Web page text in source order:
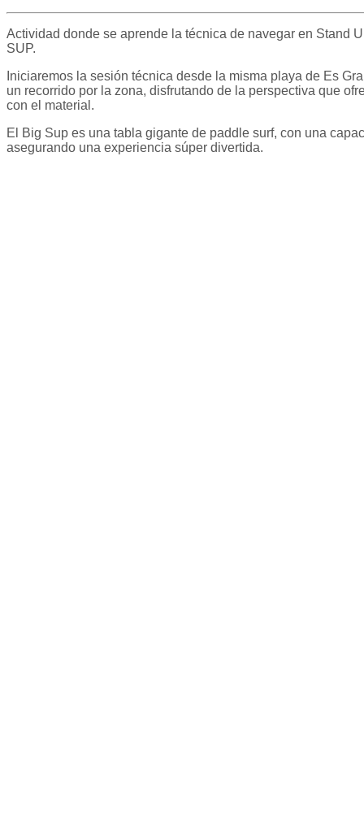
Actividad donde se aprende la técnica de navegar en Stand
SUP.
Iniciaremos la sesión técnica desde la misma playa de Es
un recorrido por la zona, disfrutando de la perspectiva que
con el material.
El Big Sup es una tabla gigante de paddle surf, con una
asegurando una experiencia súper divertida.